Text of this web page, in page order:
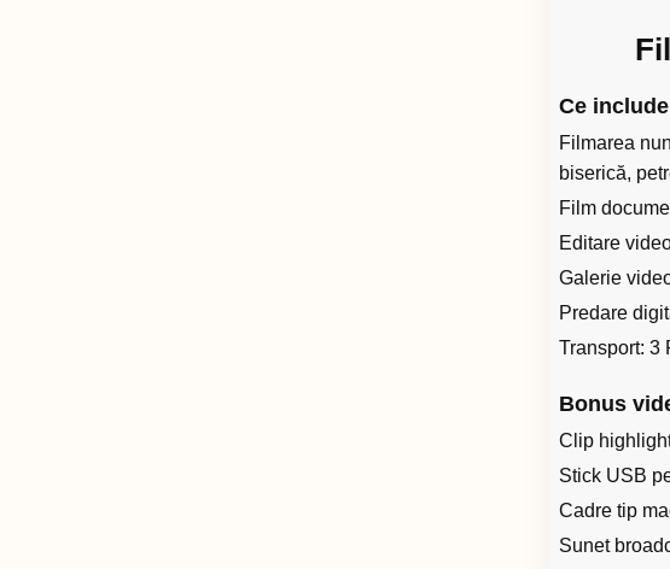
Ce
Filmarea
biserică,
Film
Editare
Galerie
Predare
Transport: 3
Bonus
Clip
Stick USB
Cadre tip
Sunet